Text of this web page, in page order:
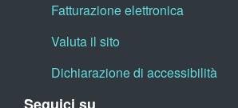
Fatturazione elettronica
Valuta il sito
Dichiarazione di accessibilità